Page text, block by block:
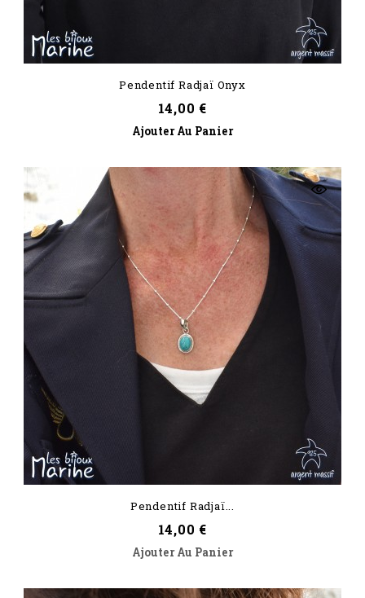
Pendentif Radjaï Onyx
Prix
14,00 €
Ajouter Au Panier
Pendentif Radjaï...
Prix
14,00 €
Ajouter Au Panier